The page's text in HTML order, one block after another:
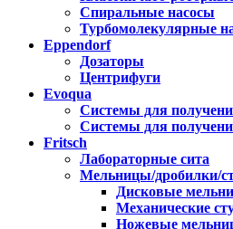
Спиральные насосы
Турбомолекулярные
Eppendorf
Дозаторы
Центрифуги
Evoqua
Системы для
Системы для
Fritsch
Лабораторные сита
Мельницы/дробилки/
Дисковые
Механические
Ножевые